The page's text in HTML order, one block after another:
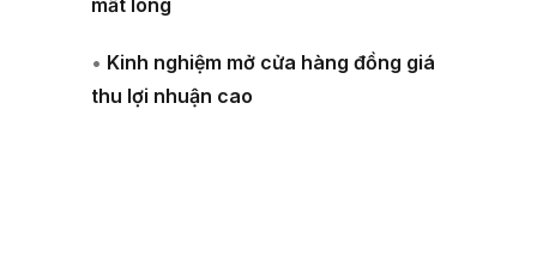
mất lòng
• Kinh nghiệm mở cửa hàng đồng giá
thu lợi nhuận cao